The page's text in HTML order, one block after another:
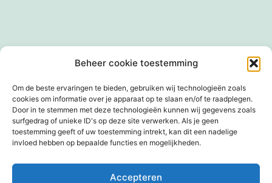
Beheer cookie toestemming
Om de beste ervaringen te bieden, gebruiken wij technologieën zoals
cookies om informatie over je apparaat op te slaan en/of te raadplegen.
Door in te stemmen met deze technologieën kunnen wij gegevens zoals
surfgedrag of unieke ID's op deze site verwerken. Als je geen
toestemming geeft of uw toestemming intrekt, kan dit een nadelige
invloed hebben op bepaalde functies en mogelijkheden.
Accepteren
Mandje Afrekenen Mijn account
TIM EN PAUL
GESCHIEDENISPODCAST